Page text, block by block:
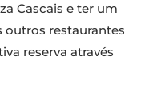
Cascais e ter um
outros restaurantes
reserva através